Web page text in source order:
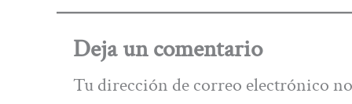
Deja un comentario
Tu dirección de correo electrónico